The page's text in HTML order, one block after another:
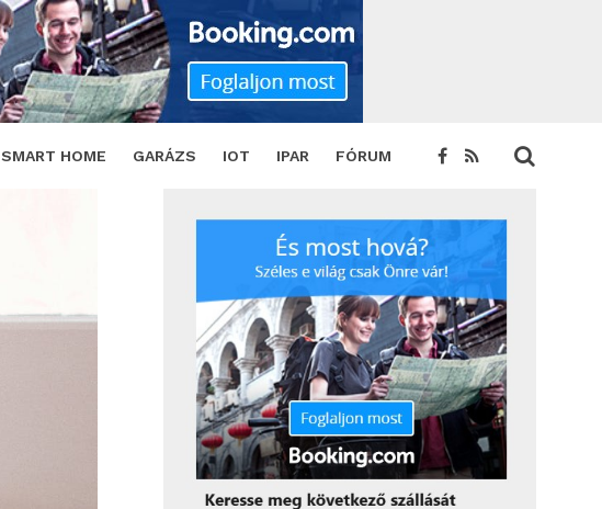
SMART HOME GARÁZS IOT IPAR FÓRUM